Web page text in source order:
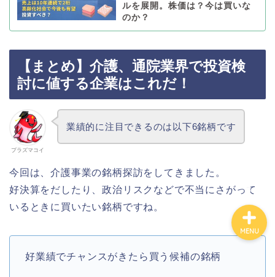
ルを展開。株価は？今は買いな
のか？
【まとめ】介護、通院業界で投資検
討に値する企業はこれだ！
プラズマコイ
業績的に注目できるのは以下6銘柄です
今回は、介護事業の銘柄探訪をしてきました。
好決算をだしたり、政治リスクなどで不当にさがって
いるときに買いたい銘柄ですね。
好業績でチャンスがきたら買う候補の銘柄
MENU
カテゴリ別おすすめ株◯
株式投資・金融知識